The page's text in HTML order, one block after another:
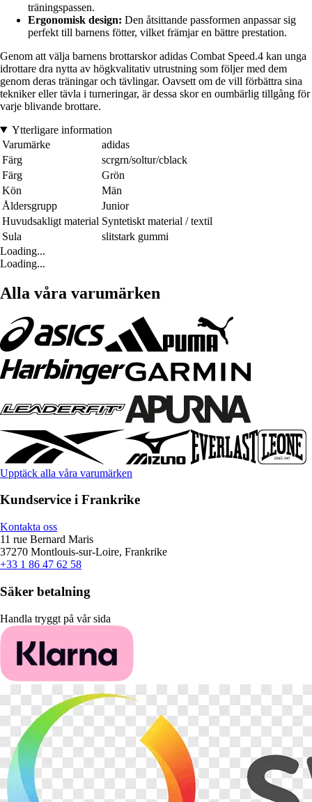
träningspassen.
Ergonomisk design: Den åtsittande passformen anpassar sig
perfekt till barnens fötter, vilket främjar en bättre prestation.
Genom att välja barnens brottarskor adidas Combat Speed.4 kan unga
idrottare dra nytta av högkvalitativ utrustning som följer med dem
genom deras träningar och tävlingar. Oavsett om de vill förbättra sina
tekniker eller tävla i turneringar, är dessa skor en oumbärlig tillgång för
varje blivande brottare.
Ytterligare information
Varumärke
adidas
Färg
scrgrn/soltur/cblack
Färg
Grön
Kön
Män
Åldersgrupp
Junior
Huvudsakligt material Syntetiskt material / textil
Sula
slitstark gummi
Loading...
Loading...
Alla våra varumärken
Upptäck alla våra varumärken
Kundservice i Frankrike
Kontakta oss
11 rue Bernard Maris
37270 Montlouis-sur-Loire, Frankrike
+33 1 86 47 62 58
Säker betalning
Handla tryggt på vår sida